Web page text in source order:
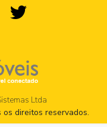
Ltda
direitos reservados.